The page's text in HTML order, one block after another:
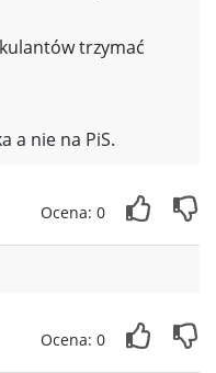
trzymać
a nie na PiS.
Ocena: 0
Ocena: 0